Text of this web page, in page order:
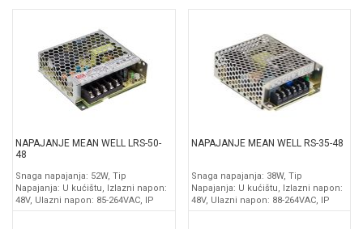
NAPAJANJE MEAN WELL LRS-50-
48
Snaga napajanja: 52W, Tip
Napajanja: U kućištu, Izlazni napon:
48V, Ulazni napon: 85-264VAC, IP
NAPAJANJE MEAN WELL RS-35-48
Snaga napajanja: 38W, Tip
Napajanja: U kućištu, Izlazni napon:
48V, Ulazni napon: 88-264VAC, IP